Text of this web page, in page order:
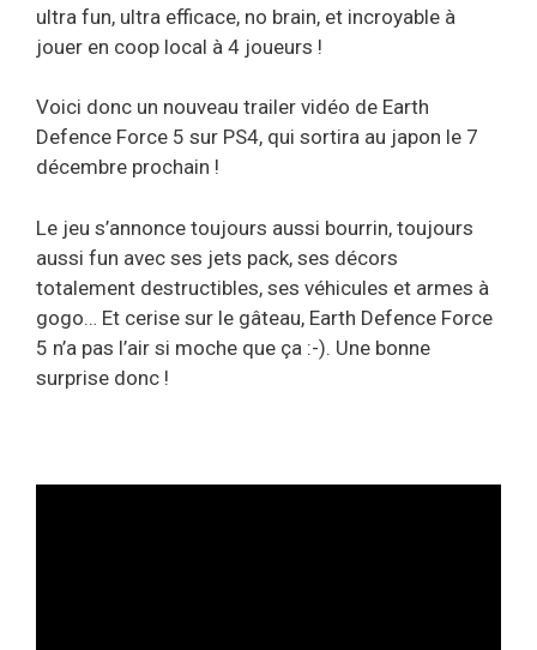
ultra fun, ultra efficace, no brain, et incroyable à
jouer en coop local à 4 joueurs !
Voici donc un nouveau trailer vidéo de Earth
Defence Force 5 sur PS4, qui sortira au japon le 7
décembre prochain !
Le jeu s’annonce toujours aussi bourrin, toujours
aussi fun avec ses jets pack, ses décors
totalement destructibles, ses véhicules et armes à
gogo… Et cerise sur le gâteau, Earth Defence Force
5 n’a pas l’air si moche que ça :-). Une bonne
surprise donc !